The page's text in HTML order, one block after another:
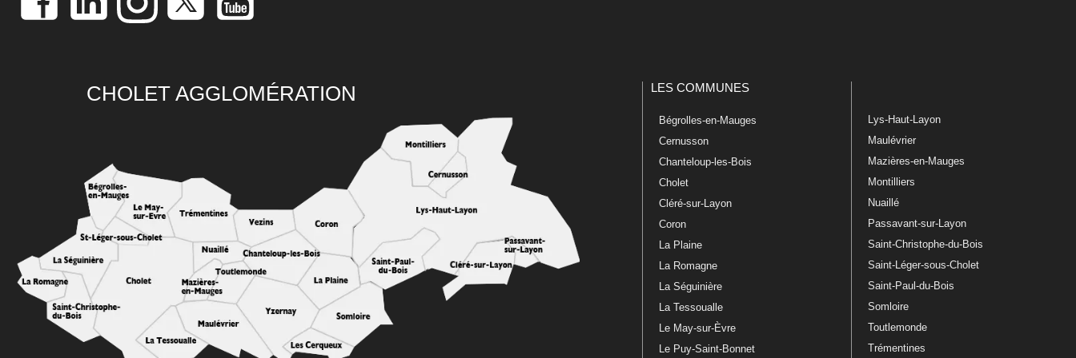
CHOLET AGGLOMÉRATION LES COMMUNES
Bégrolles-en-Mauges
Cernusson
Chanteloup-les-Bois
Cholet
Cléré-sur-Layon
Coron
La Plaine
La Romagne
La Séguinière
La Tessoualle
Le May-sur-Èvre
Le Puy-Saint-Bonnet
Lys-Haut-Layon
Maulévrier
Mazières-en-Mauges
Montilliers
Nuaillé
Passavant-sur-Layon
Saint-Christophe-du-Bois
Saint-Léger-sous-Cholet
Saint-Paul-du-Bois
Somloire
Toutlemonde
Trémentines